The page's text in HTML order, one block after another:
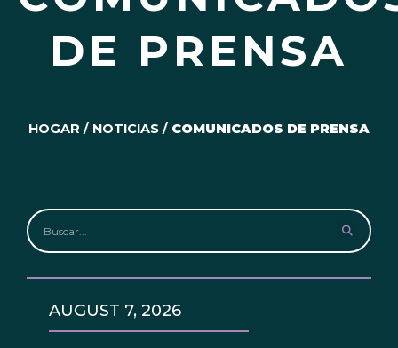
DE PRENSA
HOGAR / NOTICIAS / COMUNICADOS DE PRENSA
AUGUST 7, 2026